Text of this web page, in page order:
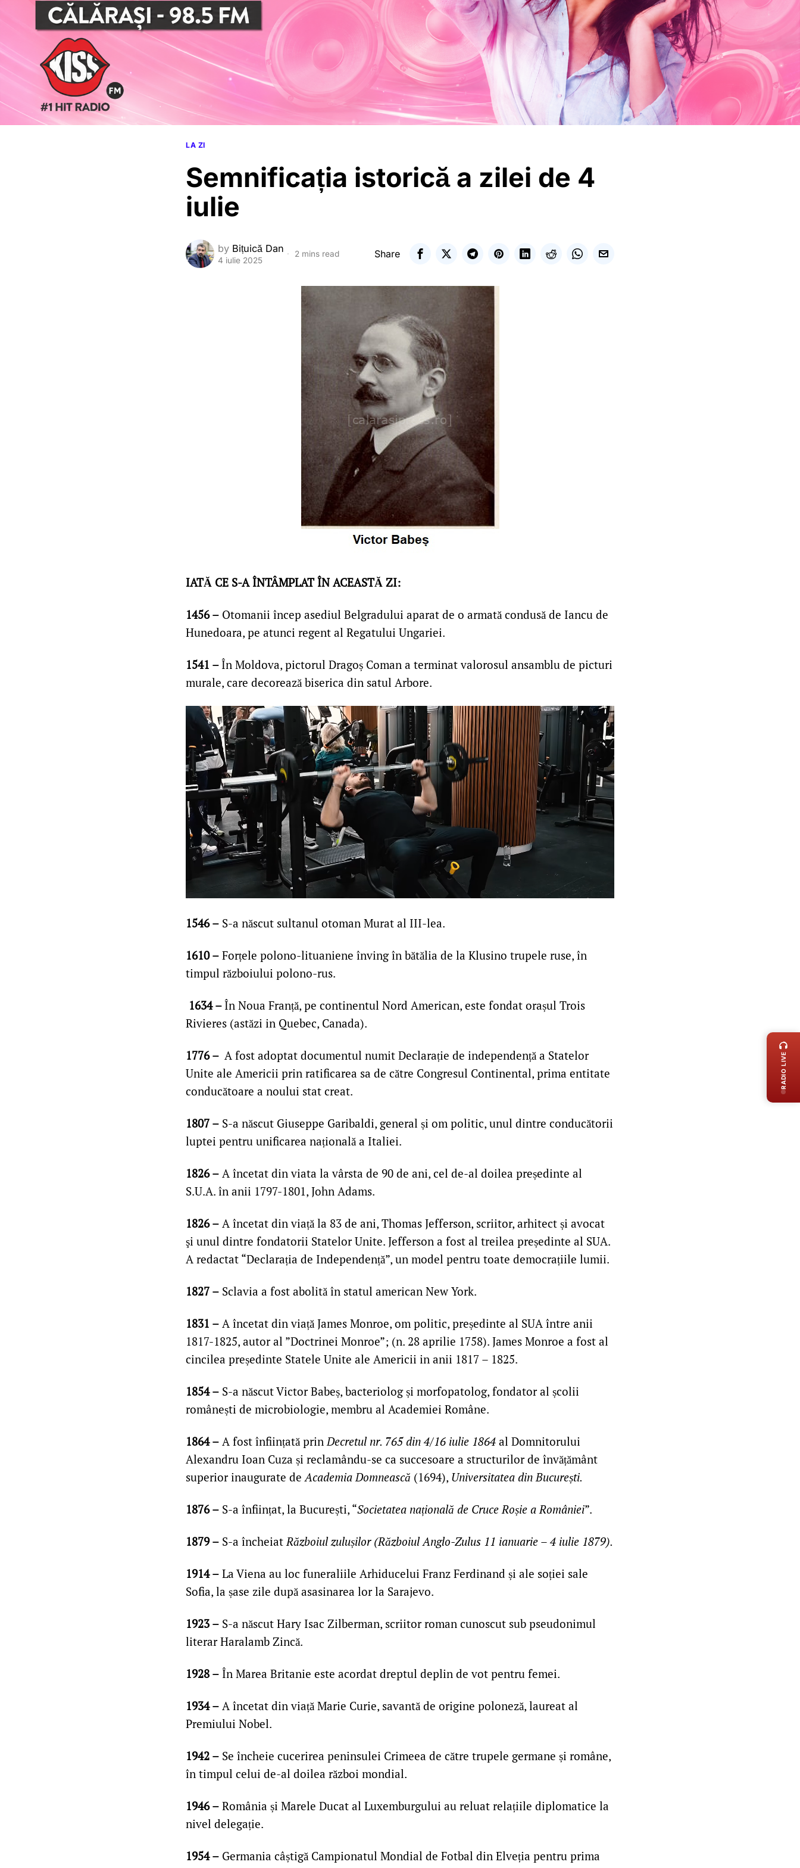
LA ZI
Semnificația istorică a zilei de 4
iulie
by Bițuică Dan
4 iulie 2025
2 mins read Share
IATĂ CE S-A ÎNTÂMPLAT ÎN ACEASTĂ ZI:
1456 – Otomanii încep asediul Belgradului aparat de o armată condusă de Iancu de
Hunedoara, pe atunci regent al Regatului Ungariei.
1541 –În Moldova, pictorul Dragoș Coman a terminat valorosul ansamblu de picturi
murale, care decorează biserica din satul Arbore.
1546 – S-a născut sultanul otoman Murat al III-lea.
1610 – Forțele polono-lituaniene înving în bătălia de la Klusino trupele ruse, în
timpul războiului polono-rus.
1634 –În Noua Franță, pe continentul Nord American, este fondat orașul Trois
Rivieres (astăzi in Quebec, Canada).
1776 – A fost adoptat documentul numit Declarație de independență a Statelor
Unite ale Americii prin ratificarea sa de către Congresul Continental, prima entitate
conducătoare a noului stat creat.
1807 – S-a născut Giuseppe Garibaldi, general și om politic, unul dintre conducătorii
luptei pentru unificarea națională a Italiei.
1826 – A încetat din viata la vârsta de 90 de ani, cel de-al doilea președinte al
S.U.A. în anii 1797-1801, John Adams.
1826 – A încetat din viață la 83 de ani, Thomas Jefferson, scriitor, arhitect și avocat
şi unul dintre fondatorii Statelor Unite. Jefferson a fost al treilea președinte al SUA.
A redactat “Declarația de Independență”, un model pentru toate democrațiile lumii.
1827 – Sclavia a fost abolită în statul american New York.
1831 – A încetat din viață James Monroe, om politic, președinte al SUA între anii
1817-1825, autor al ”Doctrinei Monroe”; (n. 28 aprilie 1758). James Monroe a fost al
cincilea președinte Statele Unite ale Americii in anii 1817 – 1825.
1854 – S-a născut Victor Babeș, bacteriolog și morfopatolog, fondator al școlii
românești de microbiologie, membru al Academiei Române.
1864 – A fost înființată prin Decretul nr. 765 din 4/16 iulie 1864 al Domnitorului
Alexandru Ioan Cuza și reclamându-se ca succesoare a structurilor de învățământ
superior inaugurate de Academia Domnească (1694), Universitatea din București.
1876 – S-a înființat, la București, “Societatea națională de Cruce Roșie a României”.
1879 – S-a încheiat Războiul zulușilor (Războiul Anglo-Zulus 11 ianuarie – 4 iulie 1879).
1914 – La Viena au loc funeraliile Arhiducelui Franz Ferdinand și ale soției sale
Sofia, la șase zile după asasinarea lor la Sarajevo.
1923 – S-a născut Hary Isac Zilberman, scriitor roman cunoscut sub pseudonimul
literar Haralamb Zincă.
1928 – În Marea Britanie este acordat dreptul deplin de vot pentru femei.
1934 – A încetat din viață Marie Curie, savantă de origine poloneză, laureat al
Premiului Nobel.
1942 – Se încheie cucerirea peninsulei Crimeea de către trupele germane și române,
în timpul celui de-al doilea război mondial.
1946 – România și Marele Ducat al Luxemburgului au reluat relațiile diplomatice la
nivel delegație.
1954 – Germania câștigă Campionatul Mondial de Fotbal din Elveția pentru prima
RADIO LIVE